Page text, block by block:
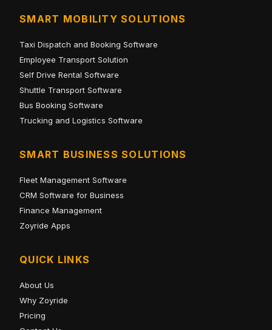
SMART MOBILITY SOLUTIONS
Taxi Dispatch and Booking Software
Employee Transport Solution
Self Drive Rental Software
Shuttle Transport Software
Bus Booking Software
Trucking and Logistics Software
SMART BUSINESS SOLUTIONS
Fleet Management Software
CRM Software for Business
Finance Management
Zoyride Apps
QUICK LINKS
About Us
Why Zoyride
Pricing